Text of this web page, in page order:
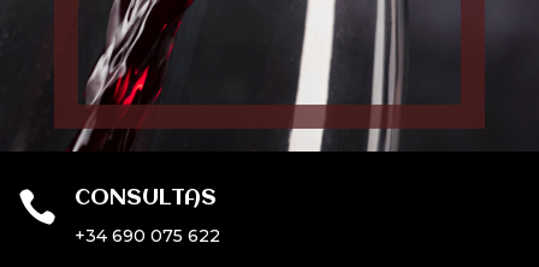
 CONSULTAS
+34 690 075 622